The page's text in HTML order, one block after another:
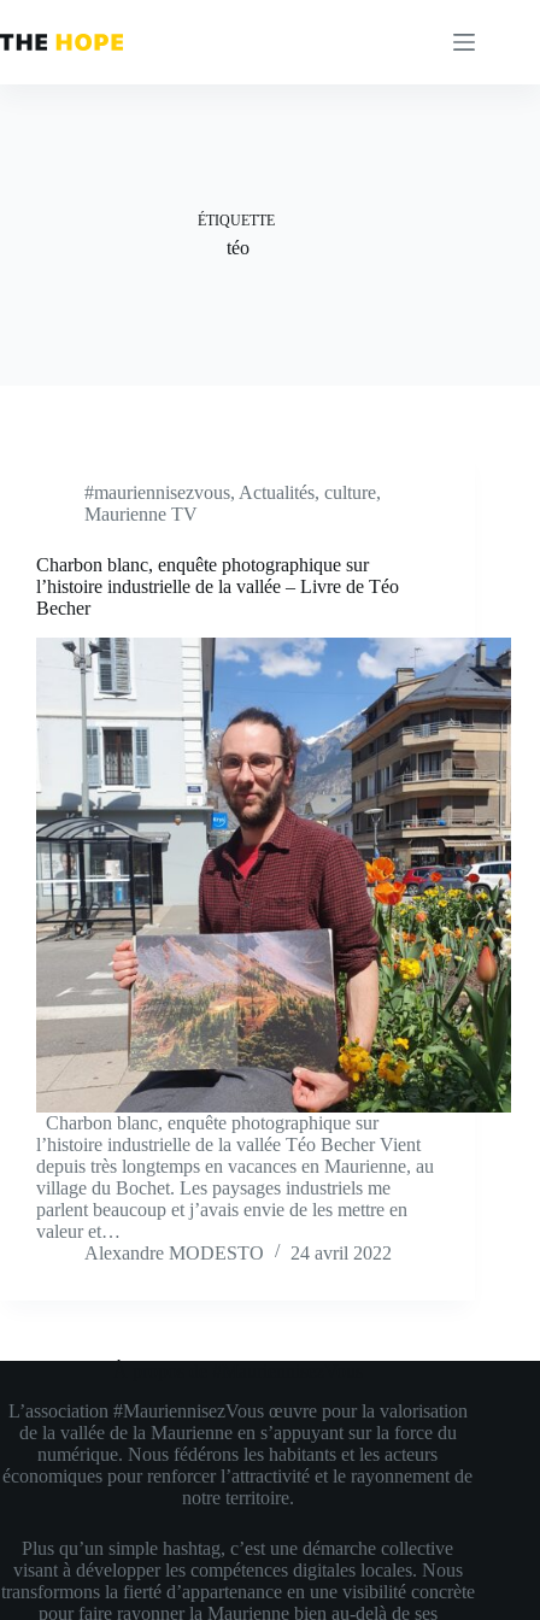
au
contenu
ÉTIQUETTE
téo
#mauriennisezvous, Actualités, culture,
Maurienne TV
Charbon blanc, enquête photographique sur
l’histoire industrielle de la vallée – Livre de Téo
Becher
Charbon blanc, enquête photographique sur
l’histoire industrielle de la vallée Téo Becher Vient
depuis très longtemps en vacances en Maurienne, au
village du Bochet. Les paysages industriels me
parlent beaucoup et j’avais envie de les mettre en
valeur et…
Alexandre MODESTO
24 avril 2022
L’association #MauriennisezVous œuvre pour la valorisation
de la vallée de la Maurienne en s’appuyant sur la force du
numérique. Nous fédérons les habitants et les acteurs
économiques pour renforcer l’attractivité et le rayonnement de
notre territoire.
Plus qu’un simple hashtag, c’est une démarche collective
visant à développer les compétences digitales locales. Nous
transformons la fierté d’appartenance en une visibilité concrète
pour faire rayonner la Maurienne bien au-delà de ses